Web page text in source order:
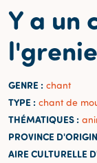
Y a un
GENRE : chant
TYPE : chant de
THÉMATIQUES :
PROVINCE
AIRE CULTURELLE